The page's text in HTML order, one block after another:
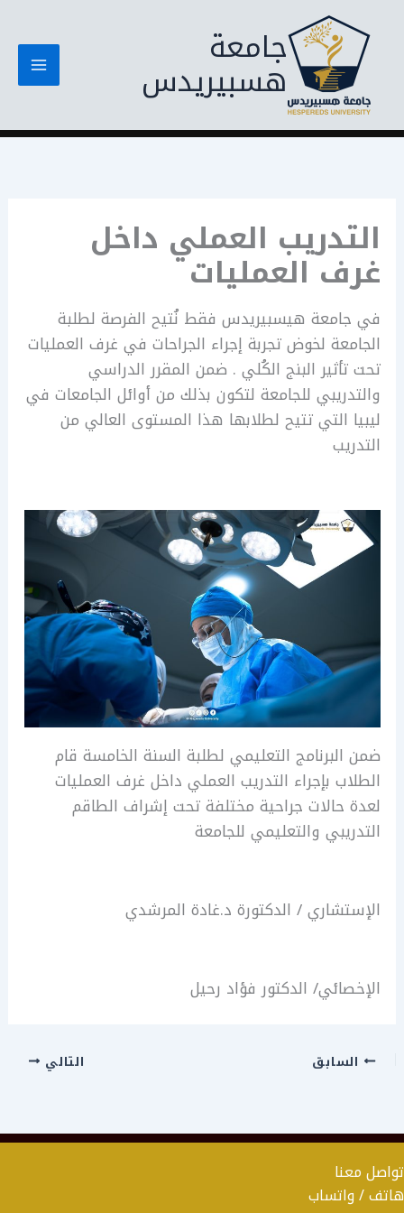
المحتوى
جامعة
هسبيريدس
التدريب العملي داخل
غرف العمليات
في جامعة هيسبيريدس فقط نُتيح الفرصة لطلبة
الجامعة لخوض تجربة إجراء الجراحات في غرف العمليات
تحت تأثير البنج الكُلي . ضمن المقرر الدراسي
والتدريبي للجامعة لتكون بذلك من أوائل الجامعات في
ليبيا التي تتيح لطلابها هذا المستوى العالي من
التدريب
ضمن البرنامج التعليمي لطلبة السنة الخامسة قام
الطلاب بإجراء التدريب العملي داخل غرف العمليات
لعدة حالات جراحية مختلفة تحت إشراف الطاقم
التدريبي والتعليمي للجامعة
الإستشاري / الدكتورة د.غادة المرشدي
الإخصائي/ الدكتور فؤاد رحيل
السابق التالي
تواصل معنا
هاتف / واتساب